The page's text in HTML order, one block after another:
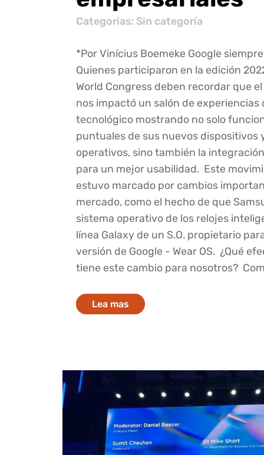
Categorias: Sin categoría
*Por Vinícius Boemeke Google
Quienes participaron en la edición
World Congress deben recordar que
nos impactó un salón de experiencias
tecnológico mostrando no solo
puntuales de sus nuevos dispositivos
operativos, sino también la
para un mejor usabilidad. Este
estuvo marcado por cambios
mercado, como el hecho de que
sistema operativo de los relojes
línea Galaxy de un S.O. propietario
versión de Google - Wear OS. ¿Qué
tiene este cambio para nosotros?
Lea mas